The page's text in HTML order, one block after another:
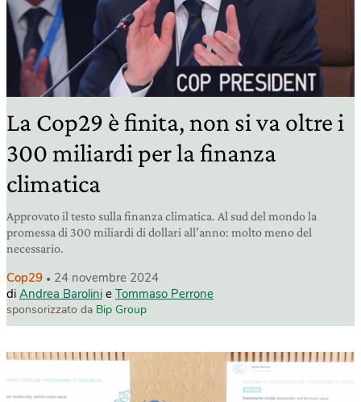
La Cop29 è finita, non si va oltre i
300 miliardi per la finanza
climatica
Approvato il testo sulla finanza climatica. Al sud del mondo la
promessa di 300 miliardi di dollari all’anno: molto meno del
necessario.
Cop29
24 novembre 2024
di Andrea Barolini e Tommaso Perrone
sponsorizzato da Bip Group